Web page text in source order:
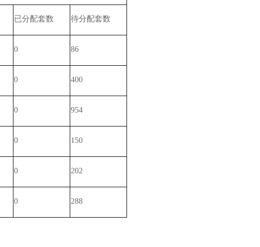
已分配套数 待分配套数
0 86
0 400
0 954
0 150
0 202
0 288